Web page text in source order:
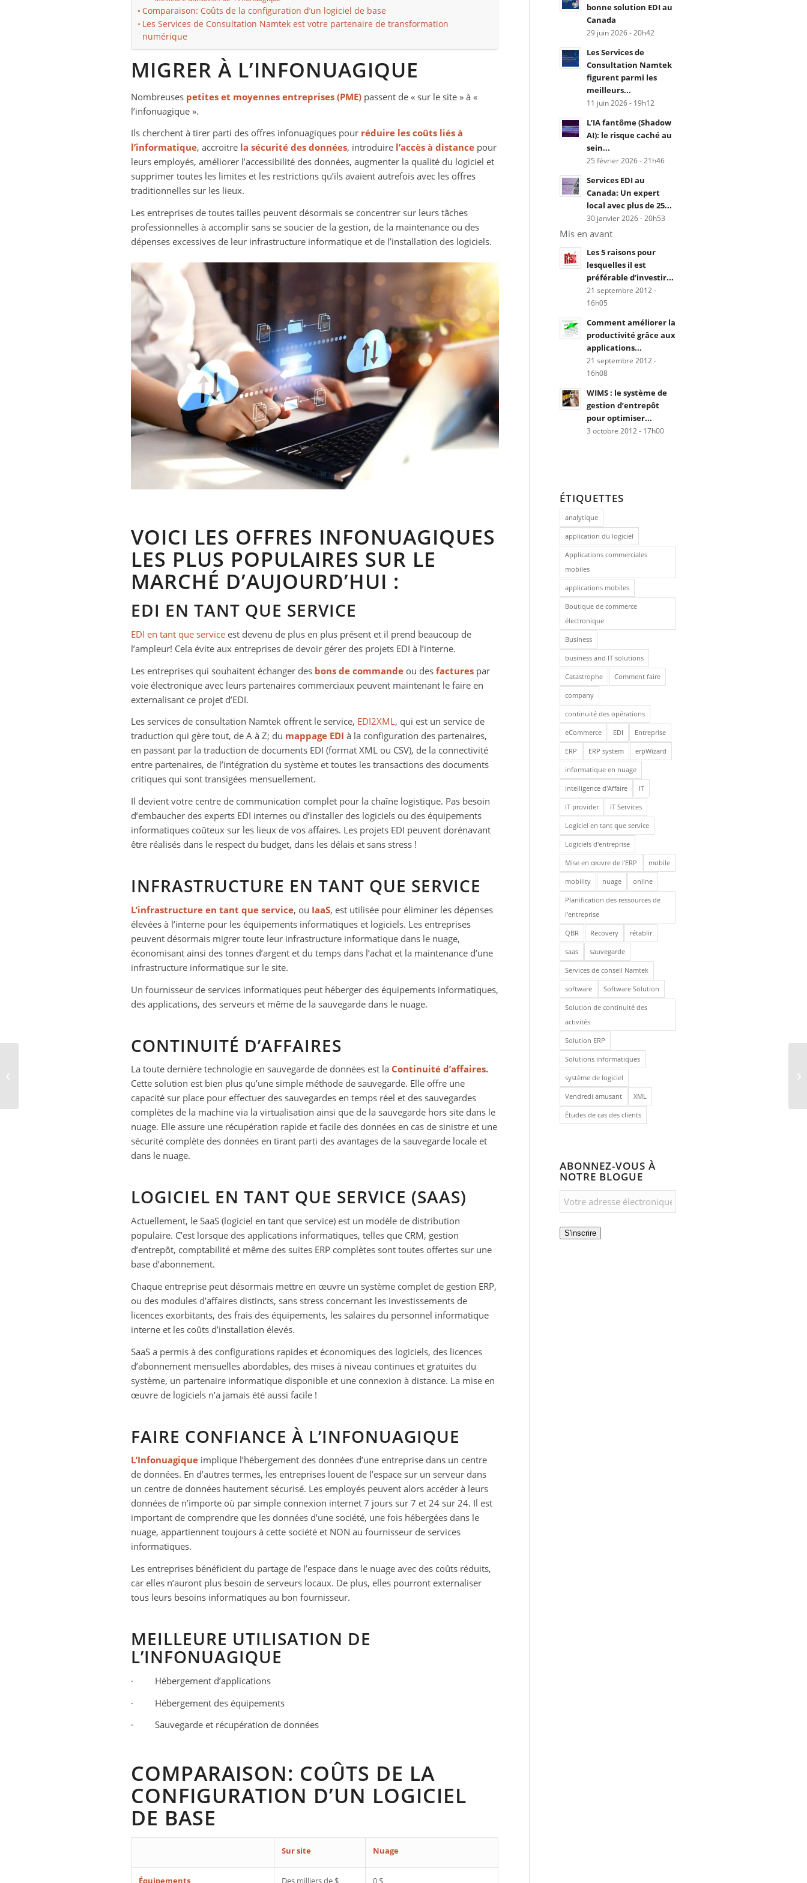
Comparaison: Coûts de la configuration d’un logiciel de base
Les Services de Consultation Namtek est votre partenaire de transformation
numérique
MIGRER À L’INFONUAGIQUE
Nombreuses petites et moyennes entreprises (PME) passent de « sur le site » à «
l’infonuagique ».
Ils cherchent à tirer parti des offres infonuagiques pour réduire les coûts liés à
l’informatique, accroitre la sécurité des données, introduire l’accès à distance pour
leurs employés, améliorer l’accessibilité des données, augmenter la qualité du logiciel et
supprimer toutes les limites et les restrictions qu’ils avaient autrefois avec les offres
traditionnelles sur les lieux.
Les entreprises de toutes tailles peuvent désormais se concentrer sur leurs tâches
professionnelles à accomplir sans se soucier de la gestion, de la maintenance ou des
dépenses excessives de leur infrastructure informatique et de l’installation des logiciels.
VOICI LES OFFRES INFONUAGIQUES
LES PLUS POPULAIRES SUR LE
MARCHÉ D’AUJOURD’HUI :
EDI EN TANT QUE SERVICE
EDI en tant que service est devenu de plus en plus présent et il prend beaucoup de
l’ampleur! Cela évite aux entreprises de devoir gérer des projets EDI à l’interne.
Les entreprises qui souhaitent échanger des bons de commande ou des factures par
voie électronique avec leurs partenaires commerciaux peuvent maintenant le faire en
externalisant ce projet d’EDI.
Les services de consultation Namtek offrent le service, EDI2XML, qui est un service de
traduction qui gère tout, de A à Z; du mappage EDI à la configuration des partenaires,
en passant par la traduction de documents EDI (format XML ou CSV), de la connectivité
entre partenaires, de l’intégration du système et toutes les transactions des documents
critiques qui sont transigées mensuellement.
Il devient votre centre de communication complet pour la chaîne logistique. Pas besoin
d’embaucher des experts EDI internes ou d’installer des logiciels ou des équipements
informatiques coûteux sur les lieux de vos affaires. Les projets EDI peuvent dorénavant
être réalisés dans le respect du budget, dans les délais et sans stress !
INFRASTRUCTURE EN TANT QUE SERVICE
L’infrastructure en tant que service, ou IaaS, est utilisée pour éliminer les dépenses
élevées à l’interne pour les équipements informatiques et logiciels. Les entreprises
peuvent désormais migrer toute leur infrastructure informatique dans le nuage,
économisant ainsi des tonnes d’argent et du temps dans l’achat et la maintenance d’une
infrastructure informatique sur le site.
Un fournisseur de services informatiques peut héberger des équipements informatiques,
des applications, des serveurs et même de la sauvegarde dans le nuage.
CONTINUITÉ D’AFFAIRES
La toute dernière technologie en sauvegarde de données est la Continuité d’affaires.
Cette solution est bien plus qu’une simple méthode de sauvegarde. Elle offre une
capacité sur place pour effectuer des sauvegardes en temps réel et des sauvegardes
complètes de la machine via la virtualisation ainsi que de la sauvegarde hors site dans le
nuage. Elle assure une récupération rapide et facile des données en cas de sinistre et une
sécurité complète des données en tirant parti des avantages de la sauvegarde locale et
dans le nuage.
LOGICIEL EN TANT QUE SERVICE (SAAS)
Actuellement, le SaaS (logiciel en tant que service) est un modèle de distribution
populaire. C’est lorsque des applications informatiques, telles que CRM, gestion
d’entrepôt, comptabilité et même des suites ERP complètes sont toutes offertes sur une
base d’abonnement.
Chaque entreprise peut désormais mettre en œuvre un système complet de gestion ERP,
ou des modules d’affaires distincts, sans stress concernant les investissements de
licences exorbitants, des frais des équipements, les salaires du personnel informatique
interne et les coûts d’installation élevés.
SaaS a permis à des configurations rapides et économiques des logiciels, des licences
d’abonnement mensuelles abordables, des mises à niveau continues et gratuites du
système, un partenaire informatique disponible et une connexion à distance. La mise en
œuvre de logiciels n’a jamais été aussi facile !
FAIRE CONFIANCE À L’INFONUAGIQUE
L’Infonuagique implique l’hébergement des données d’une entreprise dans un centre
de données. En d’autres termes, les entreprises louent de l’espace sur un serveur dans
un centre de données hautement sécurisé. Les employés peuvent alors accéder à leurs
données de n’importe où par simple connexion internet 7 jours sur 7 et 24 sur 24. Il est
important de comprendre que les données d’une société, une fois hébergées dans le
nuage, appartiennent toujours à cette société et NON au fournisseur de services
informatiques.
Les entreprises bénéficient du partage de l’espace dans le nuage avec des coûts réduits,
car elles n’auront plus besoin de serveurs locaux. De plus, elles pourront externaliser
tous leurs besoins informatiques au bon fournisseur.
MEILLEURE UTILISATION DE
L’INFONUAGIQUE
· Hébergement d’applications
· Hébergement des équipements
· Sauvegarde et récupération de données
COMPARAISON: COÛTS DE LA
CONFIGURATION D’UN LOGICIEL
DE BASE
Sur site Nuage
bonne solution EDI au
Canada
29 juin 2026 - 20h42
Les Services de
Consultation Namtek
figurent parmi les
meilleurs...
11 juin 2026 - 19h12
L’IA fantôme (Shadow
AI): le risque caché au
sein...
25 février 2026 - 21h46
Services EDI au
Canada: Un expert
local avec plus de 25...
30 janvier 2026 - 20h53
Mis en avant
Les 5 raisons pour
lesquelles il est
préférable d’investir...
21 septembre 2012 -
16h05
Comment améliorer la
productivité grâce aux
applications...
21 septembre 2012 -
16h08
WIMS : le système de
gestion d’entrepôt
pour optimiser...
3 octobre 2012 - 17h00
ÉTIQUETTES
analytique
application du logiciel
Applications commerciales
mobiles
applications mobiles
Boutique de commerce
électronique
Business
business and IT solutions
Catastrophe Comment faire
company
continuité des opérations
eCommerce EDI Entreprise
ERP ERP system erpWizard
informatique en nuage
Intelligence d'Affaire IT
IT provider IT Services
Logiciel en tant que service
Logiciels d'entreprise
Mise en œuvre de l'ERP mobile
mobility nuage online
Planification des ressources de
l'entreprise
QBR Recovery rétablir
saas sauvegarde
Services de conseil Namtek
software Software Solution
Solution de continuité des
activités
Solution ERP
Solutions informatiques
système de logiciel
Vendredi amusant XML
Études de cas des clients
ABONNEZ-VOUS À
NOTRE BLOGUE
S'inscrire